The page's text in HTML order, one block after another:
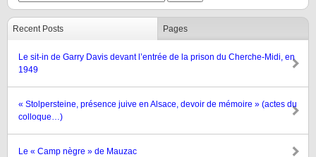
Recent Posts Pages
Le sit-in de Garry Davis devant l’entrée de la prison du Cherche-Midi, en
1949
« Stolpersteine, présence juive en Alsace, devoir de mémoire » (actes du
colloque…)
Le « Camp nègre » de Mauzac